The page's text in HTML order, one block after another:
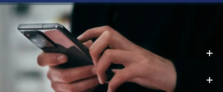
事業内容
お知らせ